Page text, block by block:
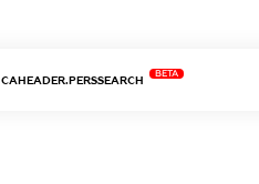
CAHEADER.PERSSEARCH
BETA